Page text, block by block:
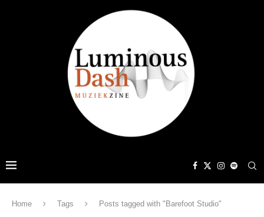
Home Tags Posts tagged with "Barefoot Studio"